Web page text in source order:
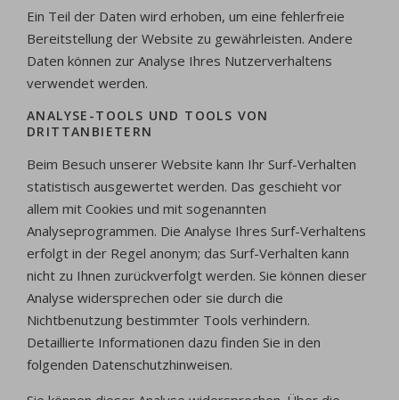
Ein Teil der Daten wird erhoben, um eine fehlerfreie
Bereitstellung der Website zu gewährleisten. Andere
Daten können zur Analyse Ihres Nutzerverhaltens
verwendet werden.
ANALYSE-TOOLS UND TOOLS VON
DRITTANBIETERN
Beim Besuch unserer Website kann Ihr Surf-Verhalten
statistisch ausgewertet werden. Das geschieht vor
allem mit Cookies und mit sogenannten
Analyseprogrammen. Die Analyse Ihres Surf-Verhaltens
erfolgt in der Regel anonym; das Surf-Verhalten kann
nicht zu Ihnen zurückverfolgt werden. Sie können dieser
Analyse widersprechen oder sie durch die
Nichtbenutzung bestimmter Tools verhindern.
Detaillierte Informationen dazu finden Sie in den
folgenden Datenschutzhinweisen.